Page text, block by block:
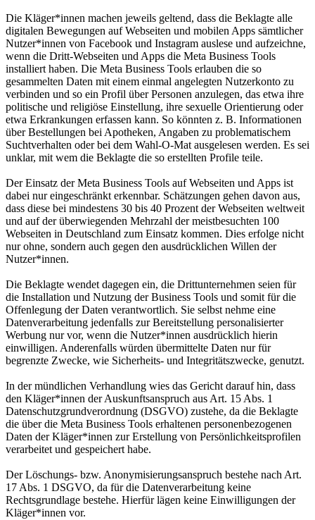
Die Kläger*innen machen jeweils geltend, dass die Beklagte alle
digitalen Bewegungen auf Webseiten und mobilen Apps sämtlicher
Nutzer*innen von Facebook und Instagram auslese und aufzeichne,
wenn die Dritt-Webseiten und Apps die Meta Business Tools
installiert haben. Die Meta Business Tools erlauben die so
gesammelten Daten mit einem einmal angelegten Nutzerkonto zu
verbinden und so ein Profil über Personen anzulegen, das etwa ihre
politische und religiöse Einstellung, ihre sexuelle Orientierung oder
etwa Erkrankungen erfassen kann. So könnten z. B. Informationen
über Bestellungen bei Apotheken, Angaben zu problematischem
Suchtverhalten oder bei dem Wahl-O-Mat ausgelesen werden. Es sei
unklar, mit wem die Beklagte die so erstellten Profile teile.
Der Einsatz der Meta Business Tools auf Webseiten und Apps ist
dabei nur eingeschränkt erkennbar. Schätzungen gehen davon aus,
dass diese bei mindestens 30 bis 40 Prozent der Webseiten weltweit
und auf der überwiegenden Mehrzahl der meistbesuchten 100
Webseiten in Deutschland zum Einsatz kommen. Dies erfolge nicht
nur ohne, sondern auch gegen den ausdrücklichen Willen der
Nutzer*innen.
Die Beklagte wendet dagegen ein, die Drittunternehmen seien für
die Installation und Nutzung der Business Tools und somit für die
Offenlegung der Daten verantwortlich. Sie selbst nehme eine
Datenverarbeitung jedenfalls zur Bereitstellung personalisierter
Werbung nur vor, wenn die Nutzer*innen ausdrücklich hierin
einwilligen. Anderenfalls würden übermittelte Daten nur für
begrenzte Zwecke, wie Sicherheits- und Integritätszwecke, genutzt.
In der mündlichen Verhandlung wies das Gericht darauf hin, dass
den Kläger*innen der Auskunftsanspruch aus Art. 15 Abs. 1
Datenschutzgrundverordnung (DSGVO) zustehe, da die Beklagte
die über die Meta Business Tools erhaltenen personenbezogenen
Daten der Kläger*innen zur Erstellung von Persönlichkeitsprofilen
verarbeitet und gespeichert habe.
Der Löschungs- bzw. Anonymisierungsanspruch bestehe nach Art.
17 Abs. 1 DSGVO, da für die Datenverarbeitung keine
Rechtsgrundlage bestehe. Hierfür lägen keine Einwilligungen der
Kläger*innen vor.